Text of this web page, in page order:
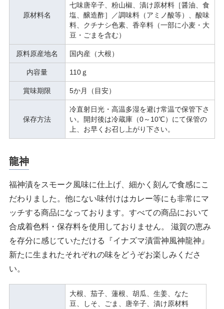
原材料名
七味唐辛子、粉山椒、漬け原材料［醤油、食
塩、醸造酢］／調味料（アミノ酸等）、酸味
料、クチナシ色素、香辛料（一部に小麦・大
豆・ごまを含む）
原料原産地名 国内産（大根）
内容量 110ｇ
賞味期限 5か月（目安）
保存方法
冷直射日光・高温多湿を避け常温で保管下さ
い。開封後は冷蔵庫（0～10℃）にて保管の
上、お早くお召し上がり下さい。
龍神
福神漬をスモーク風味に仕上げ、細かく刻んで食感にこ
だわりました。他にない味付けはカレー等にも非常にマ
ッチする商品になっております。すべての商品において
合成着色料・保存料を使用しておりません。 滋賀の恵み
を存分に感じていただける『イナズマ漬雷神風神龍神』
新たに生まれたそれぞれの味をどうぞお楽しみくださ
い。
大根、茄子、蓮根、胡瓜、生姜、なた
豆、しそ、ごま、唐辛子、漬け原材料